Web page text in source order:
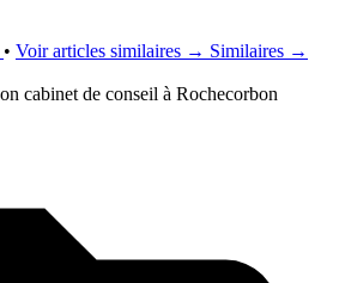
• Voir articles similaires → Similaires →